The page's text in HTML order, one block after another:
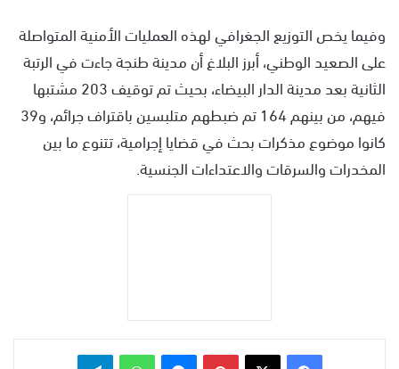
وفيما يخص التوزيع الجغرافي لهذه العمليات الأمنية المتواصلة
على الصعيد الوطني، أبرز البلاغ أن مدينة طنجة جاءت في الرتبة
الثانية بعد مدينة الدار البيضاء، بحيث تم توقيف 203 مشتبها
فيهم، من بينهم 164 تم ضبطهم متلبسين باقتراف جرائم، و39
كانوا موضوع مذكرات بحث في قضايا إجرامية، تتنوع ما بين
المخدرات والسرقات والاعتداءات الجنسية.
بينتيريست واتساب